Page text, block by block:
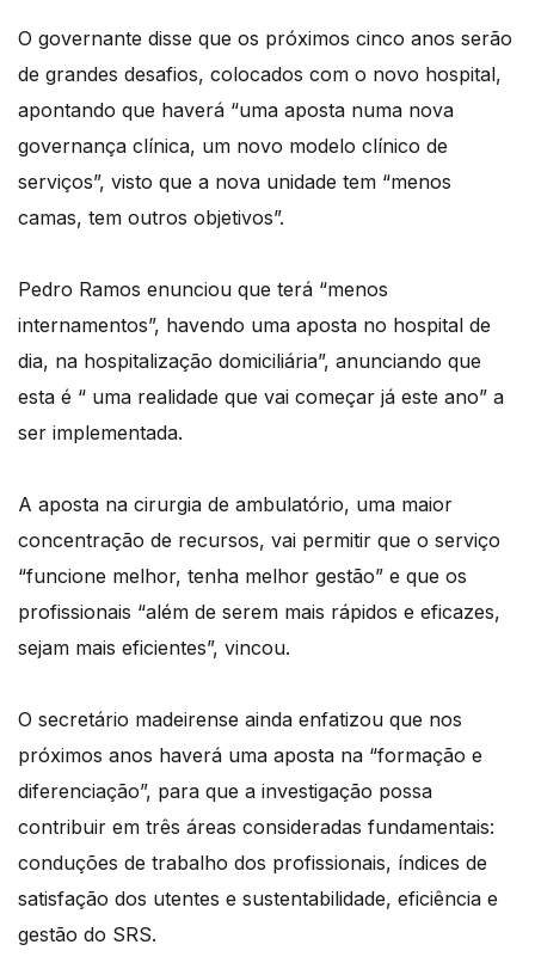
O governante disse que os próximos cinco anos serão
de grandes desafios, colocados com o novo hospital,
apontando que haverá “uma aposta numa nova
governança clínica, um novo modelo clínico de
serviços”, visto que a nova unidade tem “menos
camas, tem outros objetivos”.
Pedro Ramos enunciou que terá “menos
internamentos”, havendo uma aposta no hospital de
dia, na hospitalização domiciliária”, anunciando que
esta é “ uma realidade que vai começar já este ano” a
ser implementada.
A aposta na cirurgia de ambulatório, uma maior
concentração de recursos, vai permitir que o serviço
“funcione melhor, tenha melhor gestão” e que os
profissionais “além de serem mais rápidos e eficazes,
sejam mais eficientes”, vincou.
O secretário madeirense ainda enfatizou que nos
próximos anos haverá uma aposta na “formação e
diferenciação”, para que a investigação possa
contribuir em três áreas consideradas fundamentais:
conduções de trabalho dos profissionais, índices de
satisfação dos utentes e sustentabilidade, eficiência e
gestão do SRS.